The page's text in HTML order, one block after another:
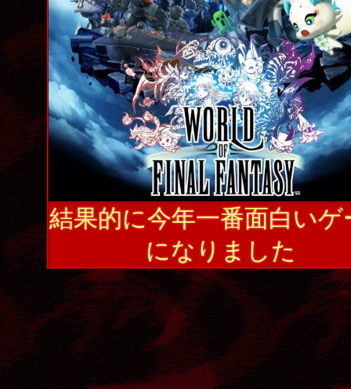
結果的に今年一番面白いゲ
になりました